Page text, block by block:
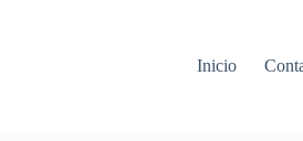
Inicio